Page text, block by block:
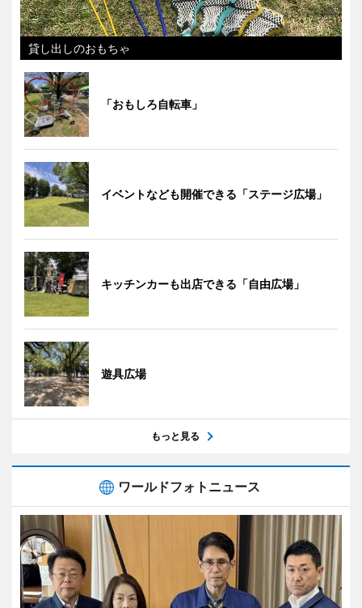
貸し出しのおもちゃ
「おもしろ自転車」
イベントなども開催できる「ステージ広場」
キッチンカーも出店できる「自由広場」
遊具広場
もっと見る
ワールドフォトニュース